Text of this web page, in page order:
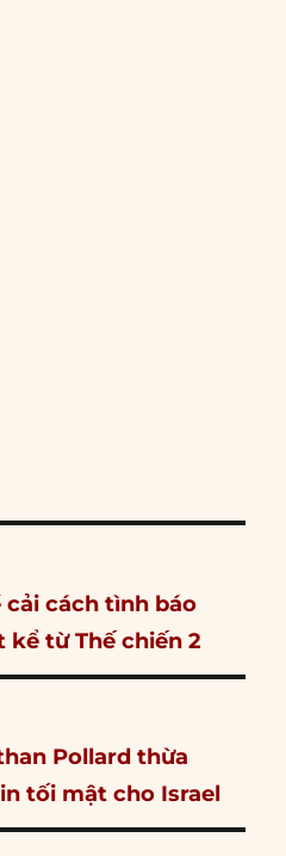
cải cách tình báo
kể từ Thế chiến 2
Pollard thừa
tối mật cho Israel